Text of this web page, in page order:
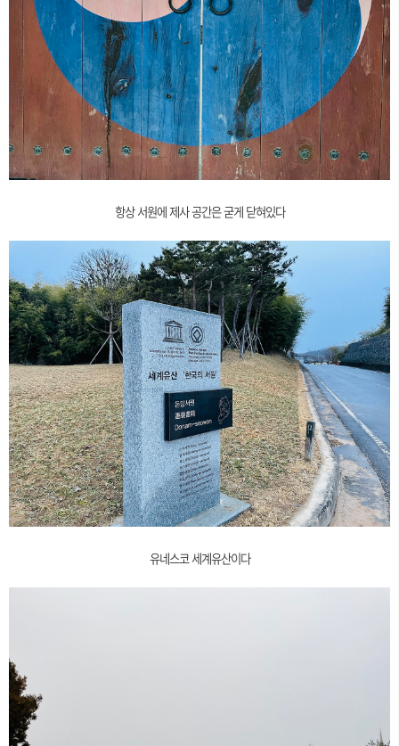
항상 서원에 제사 공간은 굳게 닫혀있다
유네스코 세계유산이다